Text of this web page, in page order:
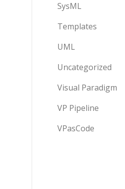
SysML
Templates
UML
Uncategorized
Visual Paradigm
VP Pipeline
VPasCode